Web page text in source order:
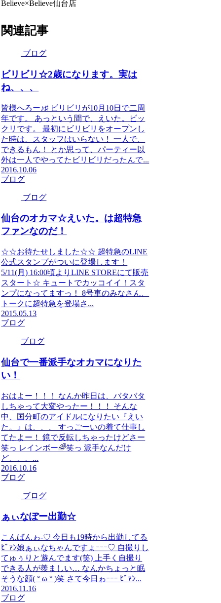
Believe×Believe仙台店
関連記事
ブログ
ビリビリ☆2歳になります。実は
ね、、、
皆様へろー♪♯ ビリビリが10月10日で二周
年です。 あっという間で、えいた。ビッ
クリです。 最初にビリビリをオープンし
た時は、スタッフはいらない！ 一人で、
できるもん！ とか思って、パーティー以
外は一人でやってたビリビリだったんで...
2016.10.06
ブログ
ブログ
仙台のオカマ☆えいた。は超特急
ファンなのだ！
☆☆お待たせしました☆☆ 超特急のLINE
公式スタンプがついに登場します！
5/11(月) 16:00頃よりLINE STOREにて販売
スタート☆ キュートでカッコイイ！スタ
ンプになってますっ！ 8号車のみなさん、
トークに超特急を登場さ...
2015.05.13
ブログ
ブログ
仙台で一番派手なオカマになりた
い！
おはよー！！！ なんか昨日は、バタバタ
しちゃって大変やったー！！！ そんな
中、国分町のアイドルになりたい『えい
た。』は、、、 すっごーいの着て仕事し
てたよー！ 鏡で反転しちゃったけどさー
笑っ レインボー🌈笑っ 派手なんだけ
ど、、、...
2016.10.16
ブログ
ブログ
ぁぃなぽー出勤☆
こんばんゎ-♡ 今日も19時から出勤してる
ﾋﾞｧﾝ娘ぁぃなちゃんですょｰｰｰ♡ 自撮りし
てゅぅりと遊んでます(笑) 上手く自撮り
できる人が羨ましい… なんかちょっと眠
そうな顔( ° ω ° )笑 さて今日ゎｰｰｰ ﾋﾞｧﾝ...
2016.11.16
ブログ